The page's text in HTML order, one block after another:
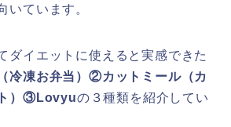
いています。
ダイエットに使えると実感できた
冷凍お弁当）②カットミール（カ
）③Lovyuの３種類を紹介してい